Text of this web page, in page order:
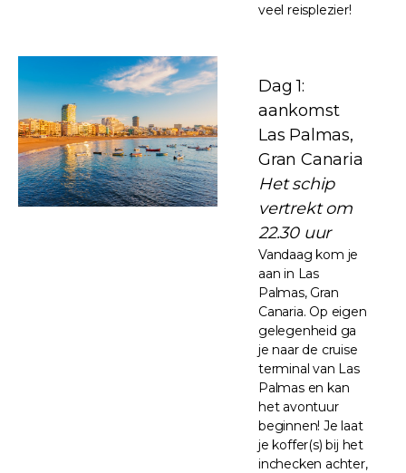
veel reisplezier!
Dag 1:
aankomst
Las Palmas,
Gran Canaria
Het schip
vertrekt om
22.30 uur
Vandaag kom je
aan in Las
Palmas, Gran
Canaria. Op eigen
gelegenheid ga
je naar de cruise
terminal van Las
Palmas en kan
het avontuur
beginnen! Je laat
je koffer(s) bij het
inchecken achter,